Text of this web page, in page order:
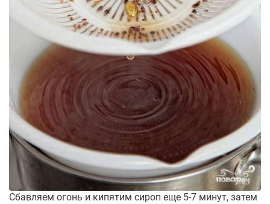
Сбавляем огонь и кипятим сироп еще 5-7 минут, затем